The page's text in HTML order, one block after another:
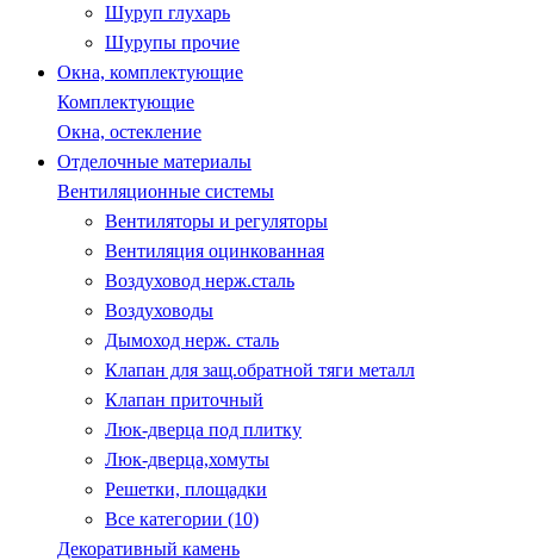
Шуруп глухарь
Шурупы прочие
Окна, комплектующие
Комплектующие
Окна, остекление
Отделочные материалы
Вентиляционные системы
Вентиляторы и регуляторы
Вентиляция оцинкованная
Воздуховод нерж.сталь
Воздуховоды
Дымоход нерж. сталь
Клапан для защ.обратной тяги металл
Клапан приточный
Люк-дверца под плитку
Люк-дверца,хомуты
Решетки, площадки
Все категории (10)
Декоративный камень